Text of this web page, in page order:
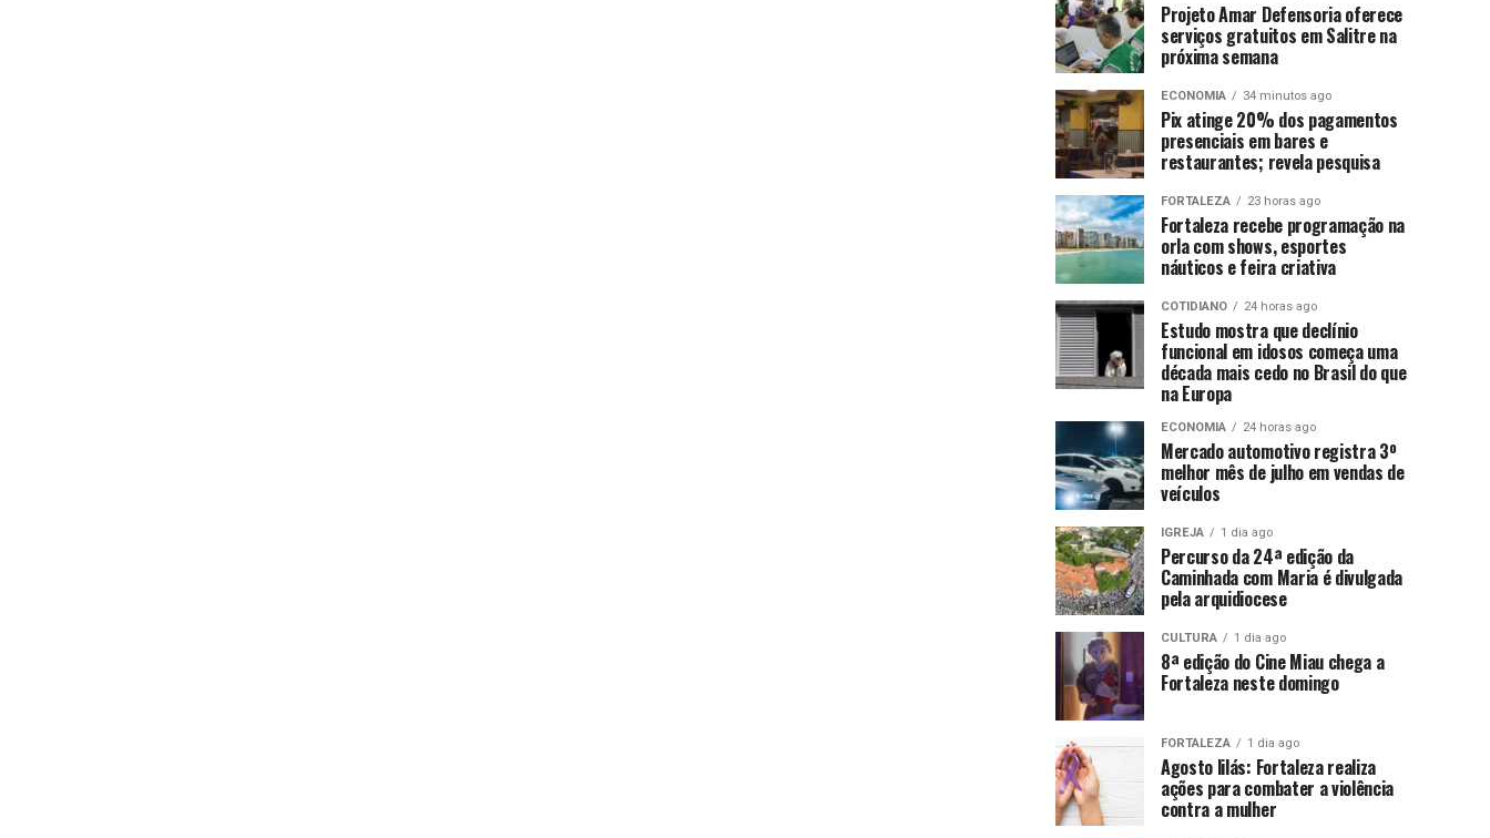
Projeto Amar Defensoria oferece
serviços gratuitos em Salitre na
próxima semana
ECONOMIA 34 minutos ago
Pix atinge 20% dos pagamentos
presenciais em bares e
restaurantes; revela pesquisa
FORTALEZA 23 horas ago
Fortaleza recebe programação na
orla com shows, esportes
náuticos e feira criativa
COTIDIANO 24 horas ago
Estudo mostra que declínio
funcional em idosos começa uma
década mais cedo no Brasil do que
na Europa
ECONOMIA 24 horas ago
Mercado automotivo registra 3º
melhor mês de julho em vendas de
veículos
IGREJA 1 dia ago
Percurso da 24ª edição da
Caminhada com Maria é divulgada
pela arquidiocese
CULTURA 1 dia ago
8ª edição do Cine Miau chega a
Fortaleza neste domingo
FORTALEZA 1 dia ago
Agosto lilás: Fortaleza realiza
ações para combater a violência
contra a mulher